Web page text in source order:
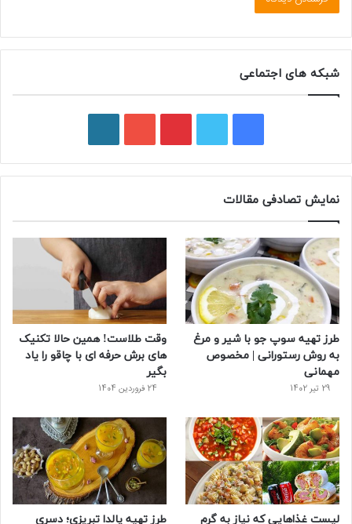
شبکه های اجتماعی
ی
س
ب
و
ک
و
ی
ت
ر
ی
ت
ی
س
ت
و
ی
و
ب
ر
پ
ر
س
نمایش تصادفی مقالات
طرز تهیه سوپ جو با شیر و مرغ
به روش رستورانی | مخصوص
مهمانی
29 تیر 1402
وقت طلاست! همین حالا تکنیک
های برش حرفه ای با چاقو را یاد
بگیر
24 فروردین 1404
لیست غذاهایی که نیاز به گرم
طرز تهیه پالدا تبریزی؛ دسری